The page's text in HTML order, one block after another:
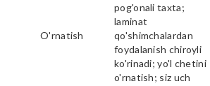
O'rnatish
pog'onali taxta;
laminat
qo'shimchalardan
foydalanish chiroyli
ko'rinadi; yo'l chetini
o'rnatish; siz uch